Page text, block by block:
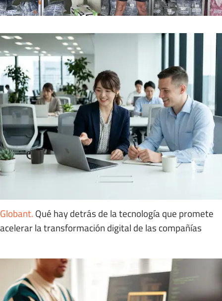
Globant. Qué hay detrás de la tecnología que promete
acelerar la transformación digital de las compañías